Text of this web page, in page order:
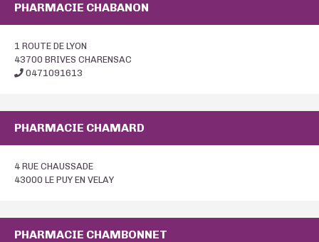
PHARMACIE CHABANON
1 ROUTE DE LYON
43700 BRIVES CHARENSAC
0471091613
PHARMACIE CHAMARD
4 RUE CHAUSSADE
43000 LE PUY EN VELAY
PHARMACIE CHAMBONNET